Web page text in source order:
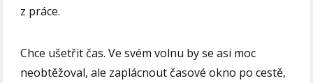
z práce.
Chce ušetřit čas. Ve svém volnu by se asi moc
neobtěžoval, ale zaplácnout časové okno po cestě,